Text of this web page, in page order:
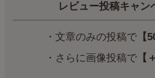
レビュー投稿キャン
・文章のみの投稿で【
・さらに画像投稿で【